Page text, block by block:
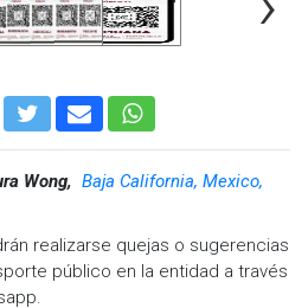
Wong, Baja California, Mexico,
realizarse quejas o sugerencias
público en la entidad a través